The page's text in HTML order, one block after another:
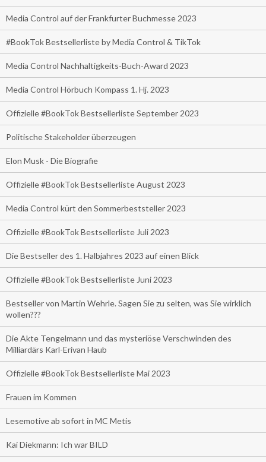
Media Control auf der Frankfurter Buchmesse 2023
#BookTok Bestsellerliste by Media Control & TikTok
Media Control Nachhaltigkeits-Buch-Award 2023
Media Control Hörbuch Kompass 1. Hj. 2023
Offizielle #BookTok Bestsellerliste September 2023
Politische Stakeholder überzeugen
Elon Musk - Die Biografie
Offizielle #BookTok Bestsellerliste August 2023
Media Control kürt den Sommerbeststeller 2023
Offizielle #BookTok Bestsellerliste Juli 2023
Die Bestseller des 1. Halbjahres 2023 auf einen Blick
Offizielle #BookTok Bestsellerliste Juni 2023
Bestseller von Martin Wehrle. Sagen Sie zu selten, was Sie wirklich
wollen???
Die Akte Tengelmann und das mysteriöse Verschwinden des
Milliardärs Karl-Erivan Haub
Offizielle #BookTok Bestsellerliste Mai 2023
Frauen im Kommen
Lesemotive ab sofort in MC Metis
Kai Diekmann: Ich war BILD